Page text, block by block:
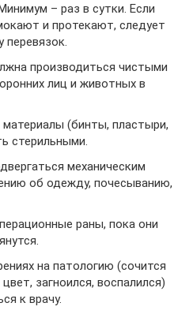
– раз в сутки. Если
и протекают, следует
перевязок.
производиться чистыми
лиц и животных в
(бинты, пластыри,
стерильными.
механическим
об одежду, почесыванию,
раны, пока они
на патологию (сочится
загноился, воспалился)
к врачу.